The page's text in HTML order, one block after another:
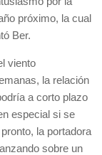
próximo, la cual
Ber.
viento
la relación
a corto plazo
especial si se
la portadora
sobre un